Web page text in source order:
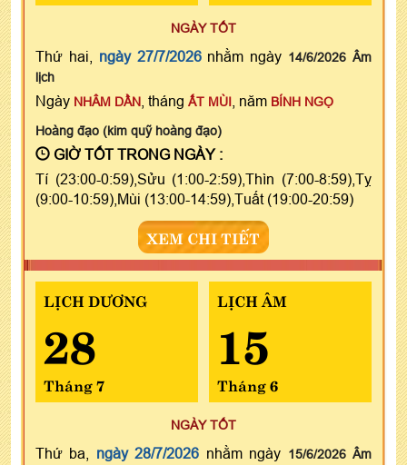
NGÀY TỐT
Thứ hai, ngày 27/7/2026nhằm ngày 14/6/2026 Âm
lịch
Ngày NHÂM DẦN , tháng ẤT MÙI , năm BÍNH NGỌ
Hoàng đạo (kim quỹ hoàng đạo)
GIỜ TỐT TRONG NGÀY :
Tí (23:00-0:59),Sửu (1:00-2:59),Thìn (7:00-8:59),Tỵ
(9:00-10:59),Mùi (13:00-14:59),Tuất (19:00-20:59)
XEM CHI TIẾT
LỊCH DƯƠNG
28
Tháng 7
LỊCH ÂM
15
Tháng 6
NGÀY TỐT
Thứ ba, ngày 28/7/2026 nhằm ngày 15/6/2026 Âm